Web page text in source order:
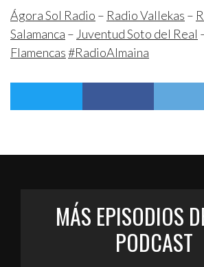
Ágora Sol Radio – Radio Vallekas –
Salamanca – Juventud Soto del Real
Flamencas#RadioAlmaina
MÁS EPISODIOS
PODCAST